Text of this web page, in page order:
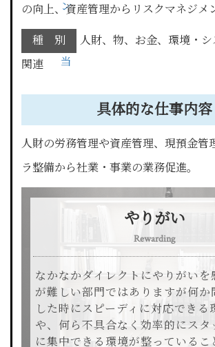
ン
担
当
の向上、資産管理からリスクマネジメ
種 別
人財、物、お金、環境・
関連
具体的な仕事内容
人財の労務管理や資産管理、現預金管
ラ整備から社業・事業の業務促進。
やりがい
Rewarding
なかなかダイレクトにやりがいを
が難しい部門ではありますが何か
した時にスピーディに対応できる
や、何ら不具合なく効率的にスタ
に集中できる環境が整っているこ